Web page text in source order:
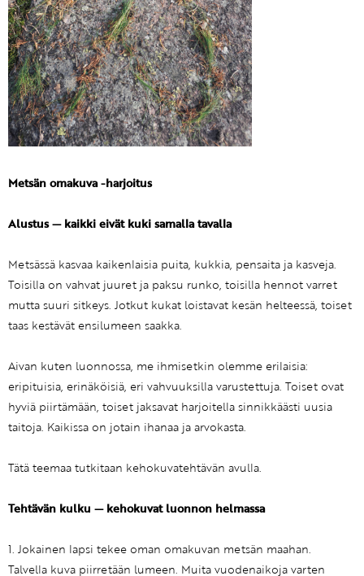
Metsän omakuva -harjoitus
Alustus — kaikki eivät kuki samalla tavalla
Metsässä kasvaa kaikenlaisia puita, kukkia, pensaita ja kasveja.
Toisilla on vahvat juuret ja paksu runko, toisilla hennot varret
mutta suuri sitkeys. Jotkut kukat loistavat kesän helteessä, toiset
taas kestävät ensilumeen saakka.
Aivan kuten luonnossa, me ihmisetkin olemme erilaisia:
eripituisia, erinäköisiä, eri vahvuuksilla varustettuja. Toiset ovat
hyviä piirtämään, toiset jaksavat harjoitella sinnikkäästi uusia
taitoja. Kaikissa on jotain ihanaa ja arvokasta.
Tätä teemaa tutkitaan kehokuvatehtävän avulla.
Tehtävän kulku — kehokuvat luonnon helmassa
1. Jokainen lapsi tekee oman omakuvan metsän maahan.
Talvella kuva piirretään lumeen. Muita vuodenaikoja varten